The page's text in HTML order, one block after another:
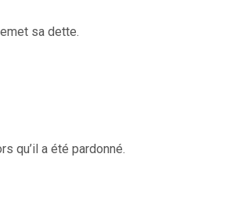
sa dette.
qu’il a été pardonné.